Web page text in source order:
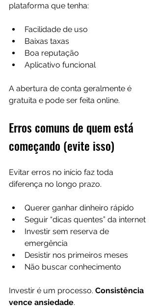
plataforma que tenha:
Facilidade de uso
Baixas taxas
Boa reputação
Aplicativo funcional
A abertura de conta geralmente é
gratuita e pode ser feita online.
Erros comuns de quem está
começando (evite isso)
Evitar erros no início faz toda
diferença no longo prazo.
Querer ganhar dinheiro rápido
Seguir “dicas quentes” da internet
Investir sem reserva de
emergência
Desistir nos primeiros meses
Não buscar conhecimento
Investir é um processo. Consistência
vence ansiedade.